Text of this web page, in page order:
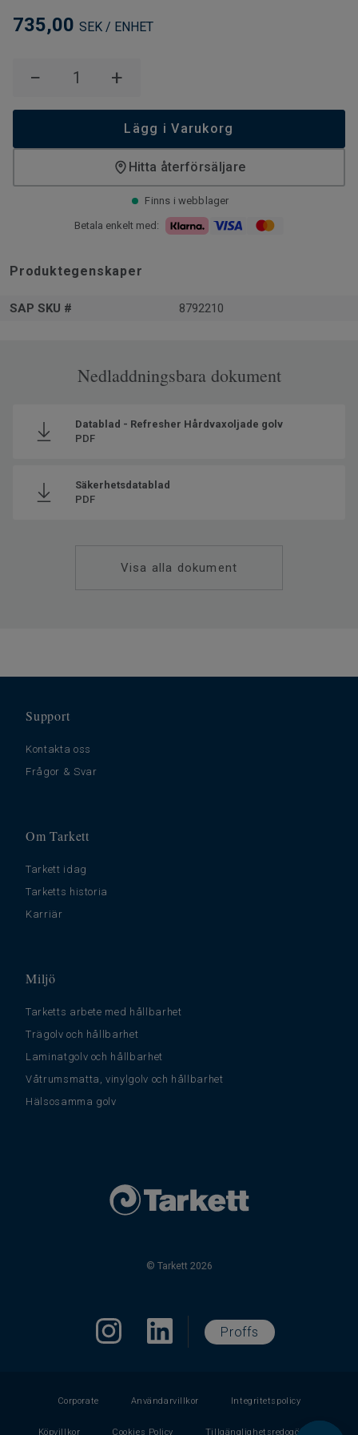
735,00 SEK / ENHET
− +
Lägg i Varukorg
Hitta återförsäljare
Finns i webblager
Betala enkelt med:
Produktegenskaper
SAP SKU # 8792210
Nedladdningsbara dokument
Datablad - Refresher Hårdvaxoljade golv
PDF
Säkerhetsdatablad
PDF
Visa alla dokument
Support
Kontakta oss
Frågor & Svar
Om Tarkett
Tarkett idag
Tarketts historia
Karriär
Miljö
Tarketts arbete med hållbarhet
Trägolv och hållbarhet
Laminatgolv och hållbarhet
Våtrumsmatta, vinylgolv och hållbarhet
Hälsosamma golv
© Tarkett 2026
Proffs
Corporate Användarvillkor Integritetspolicy
Köpvillkor Cookies Policy Tillgänglighetsredogörelse